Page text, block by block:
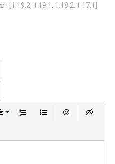
[1.19.2, 1.19.1, 1.18.2, 1.17.1]